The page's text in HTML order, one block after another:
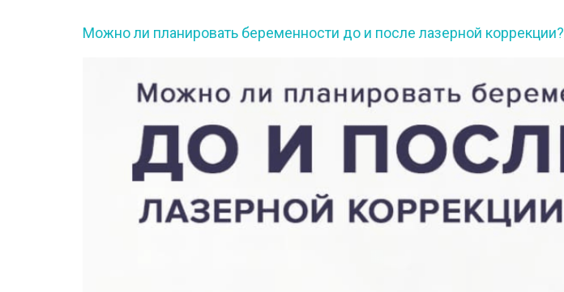
Можно ли планировать беременности до и после лазерной коррекции?